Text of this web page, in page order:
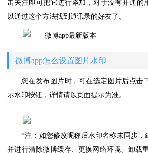
击关注即可把它进行添加，对于没有开通的
以通过这个方法找到通讯录的好友了。
微博app怎么设置图片水印
您在发布图片时，可在选定图片后点击
示水印按钮，详情请以页面提示为准。
*注：如您修改昵称后水印名称未同步，
并进行清除微博缓存、更换网络环境、卸载